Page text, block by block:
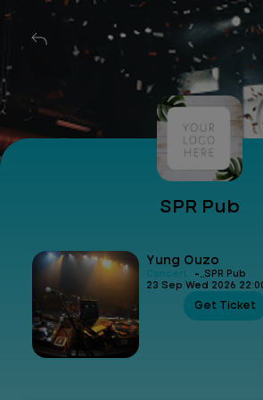
SPR Pub
Yung Ouzo
Concert -SPR Pub
23 Sep Wed 2026
Get Ticket